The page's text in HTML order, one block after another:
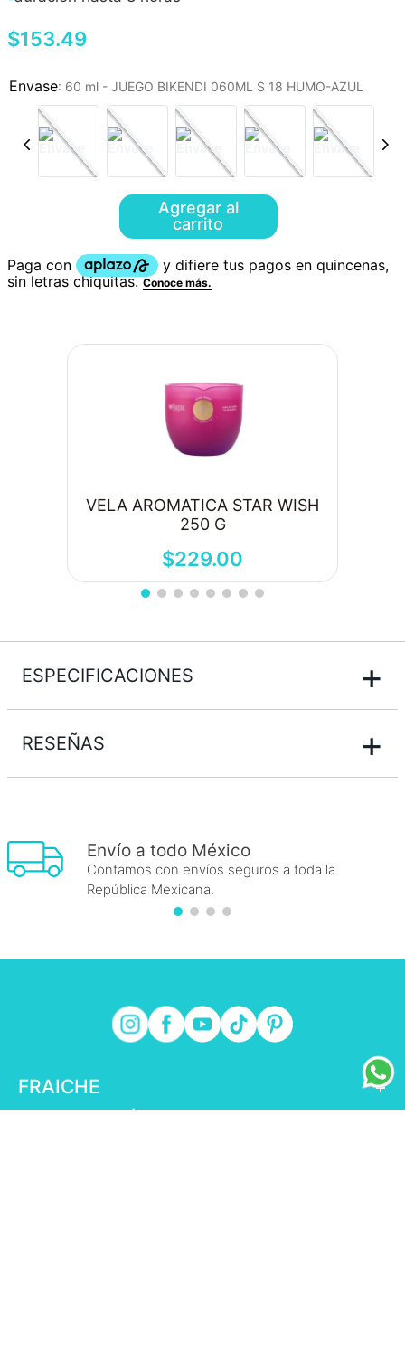
$153.49
: 60 ml - JUEGO BIKENDI 060ML S 18 HUMO-AZUL
Agregar al
carrito
VELA AROMATICA STAR WISH
250 G
$229.00
ESPECIFICACIONES +
RESEÑAS +
Envío a todo México
Contamos con envíos seguros a toda la
República Mexicana.
FRAICHE
+